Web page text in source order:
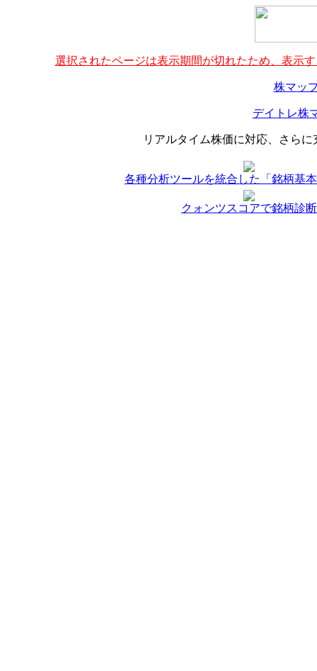
選択されたページは表示期間が切れたため、表示
株マッ
デイトレ株
リアルタイム株価に対応、さら
各種分析ツールを統合した「銘柄基
クォンツスコアで銘柄診断